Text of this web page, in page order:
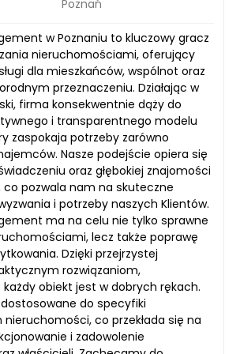
Poznań
w Poznaniu to kluczowy gracz
nieruchomościami, oferujący
dla mieszkańców, wspólnot oraz
przeznaczeniu. Działając w
firma konsekwentnie dąży do
i transparentnego modelu
zaspokaja potrzeby zarówno
Nasze podejście opiera się
oraz głębokiej znajomości
co pozwala nam na skuteczne
i potrzeby naszych Klientów.
ma na celu nie tylko sprawne
lecz także poprawę
Dzięki przejrzystej
rozwiązaniom,
każdy obiekt jest w dobrych rękach.
dostosowane do specyfiki
co przekłada się na
i zadowolenie